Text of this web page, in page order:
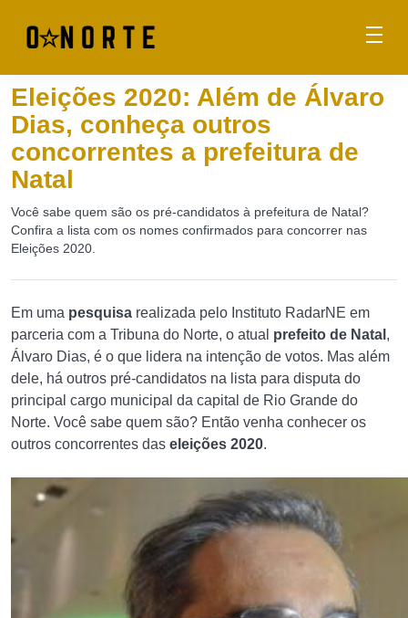
Eleições 2020: Além de Álvaro
Dias, conheça outros
concorrentes a prefeitura de
Natal
Você sabe quem são os pré-candidatos à prefeitura de Natal?
Confira a lista com os nomes confirmados para concorrer nas
Eleições 2020.
Em uma pesquisa realizada pelo Instituto RadarNE em
parceria com a Tribuna do Norte, o atual prefeito de Natal ,
Álvaro Dias, é o que lidera na intenção de votos. Mas além
dele, há outros pré-candidatos na lista para disputa do
principal cargo municipal da capital de Rio Grande do
Norte. Você sabe quem são? Então venha conhecer os
outros concorrentes das eleições 2020.